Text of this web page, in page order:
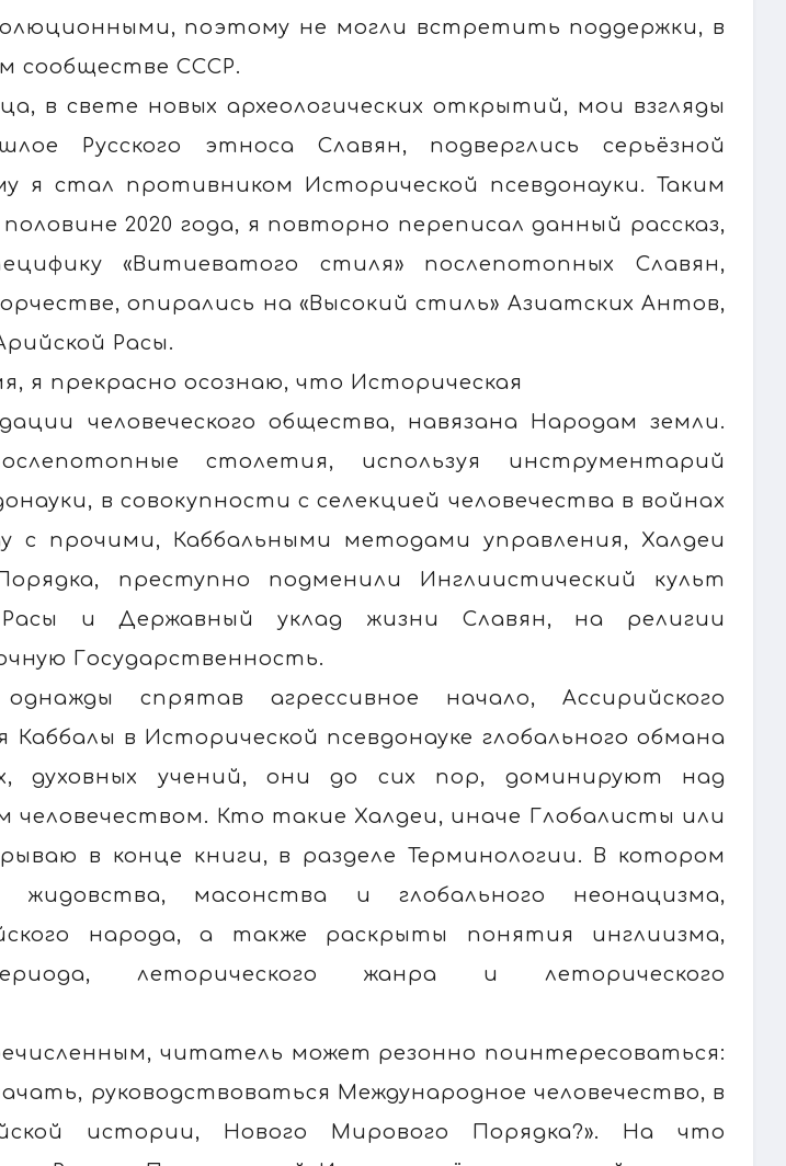
поэтому не могли встретить поддержки, в
сообществе СССР.
в свете новых археологических открытий, мои взгляды
Русского этноса Славян, подверглись серьёзной
я стал противником Исторической псевдонауки. Таким
2020 года, я повторно переписал данный рассказ,
«Витиеватого стиля» послепотопных Славян,
опирались на «Высокий стиль» Азиатских Антов,
Расы.
я прекрасно осознаю, что Историческая
человеческого общества, навязана Народам земли.
столетия, используя инструментарий
в совокупности с селекцией человечества в войнах
с прочими, Каббальными методами управления, Халдеи
преступно подменили Инглиистический культ
Расы и Державный уклад жизни Славян, на религии
Государственность.
спрятав агрессивное начало, Ассирийского
Каббалы в Исторической псевдонауке глобального обмана
духовных учений, они до сих пор, доминируют над
человечеством. Кто такие Халдеи, иначе Глобалисты или
в конце книги, в разделе Терминологии. В котором
жидовства, масонства и глобального неонацизма,
народа, а также раскрыты понятия инглиизма,
леторического жанра и леторического
читатель может резонно поинтересоваться:
руководствоваться Международное человечество, в
истории, Нового Мирового Порядка?». На что